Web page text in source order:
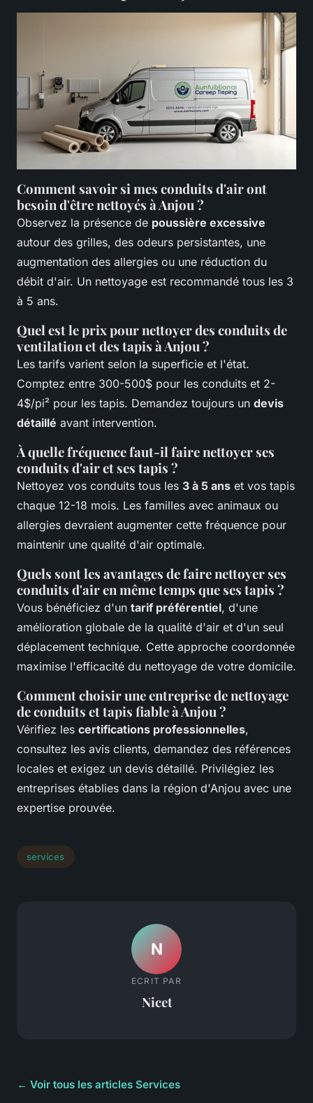
Comment savoir si mes conduits d'air ont
besoin d'être nettoyés à Anjou ?
Observez la présence de poussière excessive
autour des grilles, des odeurs persistantes, une
augmentation des allergies ou une réduction du
débit d'air. Un nettoyage est recommandé tous les 3
à 5 ans.
Quel est le prix pour nettoyer des conduits de
ventilation et des tapis à Anjou ?
Les tarifs varient selon la superficie et l'état.
Comptez entre 300-500$ pour les conduits et 2-
4$/pi² pour les tapis. Demandez toujours un devis
détaillé avant intervention.
À quelle fréquence faut-il faire nettoyer ses
conduits d'air et ses tapis ?
Nettoyez vos conduits tous les 3 à 5 ans et vos tapis
chaque 12-18 mois. Les familles avec animaux ou
allergies devraient augmenter cette fréquence pour
maintenir une qualité d'air optimale.
Quels sont les avantages de faire nettoyer ses
conduits d'air en même temps que ses tapis ?
Vous bénéficiez d'un tarif préférentiel, d'une
amélioration globale de la qualité d'air et d'un seul
déplacement technique. Cette approche coordonnée
maximise l'efficacité du nettoyage de votre domicile.
Comment choisir une entreprise de nettoyage
de conduits et tapis fiable à Anjou ?
Vérifiez les certifications professionnelles,
consultez les avis clients, demandez des références
locales et exigez un devis détaillé. Privilégiez les
entreprises établies dans la région d'Anjou avec une
expertise prouvée.
services
N
ECRIT PAR
Nicet
← Voir tous les articles Services